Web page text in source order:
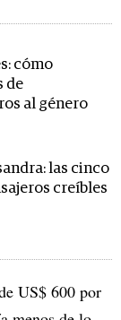
cómo
de
al género
las cinco
creíbles
US$ 600 por